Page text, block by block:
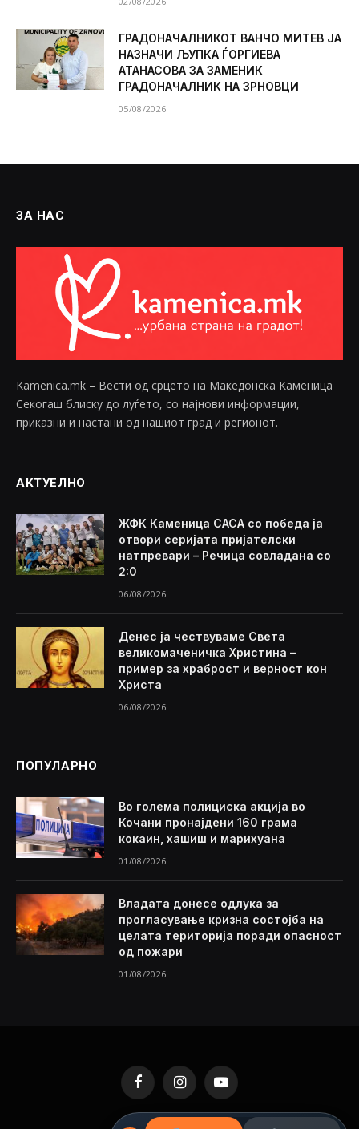
ГРАДОНАЧАЛНИКОТ ВАНЧО МИТЕВ ЈА
НАЗНАЧИ ЉУПКА ЃОРГИЕВА
АТАНАСОВА ЗА ЗАМЕНИК
ГРАДОНАЧАЛНИК НА ЗРНОВЦИ
05/08/2026
ЗА НАС
Kamenica.mk – Вести од срцето на Македонска Каменица
Секогаш блиску до луѓето, со најнови информации,
приказни и настани од нашиот град и регионот.
АКТУЕЛНО
ЖФК Каменица САСА со победа ја
отвори серијата пријателски
натпревари – Речица совладана со
2:0
06/08/2026
Денес ја чествуваме Света
великомаченичка Христина –
пример за храброст и верност кон
Христа
06/08/2026
ПОПУЛАРНО
Во голема полициска акција во
Кочани пронајдени 160 грама
кокаин, хашиш и марихуана
01/08/2026
Владата донесе одлука за
прогласување кризна состојба на
целата територија поради опасност
од пожари
01/08/2026
FacebookInstagramYouTube